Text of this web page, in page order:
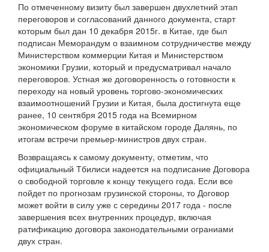
По отмеченному визиту был завершен двухлетний этап
переговоров и согласований данного документа, старт
которым был дан 10 декабря 2015г. в Китае, где был
подписан Меморандум о взаимном сотрудничестве между
Министерством коммерции Китая и Министерством
экономики Грузии, который и предусматривал начало
переговоров. Устная же договоренность о готовности к
переходу на новый уровень торгово-экономических
взаимоотношений Грузии и Китая, была достигнута еще
ранее, 10 сентября 2015 года на Всемирном
экономическом форуме в китайском городе Далянь, по
итогам встречи премьер-министров двух стран.
Возвращаясь к самому документу, отметим, что
официальный Тбилиси надеется на подписание Договора
о свободной торговле к концу текущего года. Если все
пойдет по прогнозам грузинской стороны, то Договор
может войти в силу уже с середины 2017 года - после
завершения всех внутренних процедур, включая
ратификацию договора законодательными ограниами
двух стран.